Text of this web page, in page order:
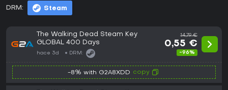
DRM: Steam
The Walking Dead Steam Key
GLOBAL 400 Days
hace 3d DRM:
14,79 €
0,55 €
-96%
-8% with G2A8XDD copy